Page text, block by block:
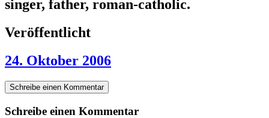
singer, father, roman-catholic.
Veröffentlicht
24. Oktober 2006
Schreibe einen Kommentar
Schreibe einen Kommentar